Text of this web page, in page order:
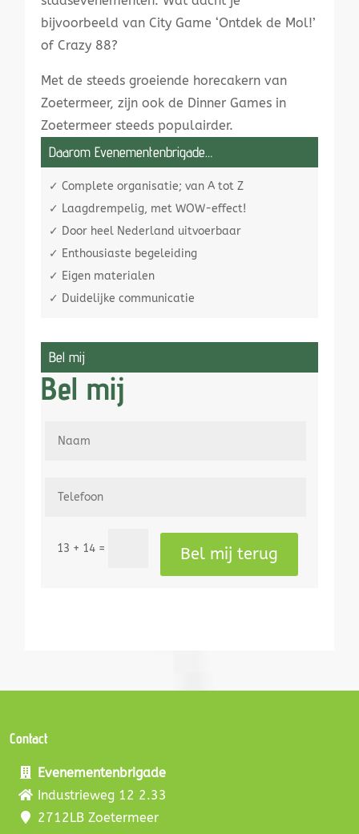
bijvoorbeeld van City Game ‘Ontdek de Mol!’
of Crazy 88?
Met de steeds groeiende horecakern van
Zoetermeer, zijn ook de Dinner Games in
Zoetermeer steeds populairder.
Daarom Evenementenbrigade…
✓ Complete organisatie; van A tot Z
✓ Laagdrempelig, met WOW-effect!
✓ Door heel Nederland uitvoerbaar
✓ Enthousiaste begeleiding
✓ Eigen materialen
✓ Duidelijke communicatie
Bel mij
Bel mij
13 + 14= Bel mij terug
Contact
Evenementenbrigade
Industrieweg 12 2.33
2712LB Zoetermeer